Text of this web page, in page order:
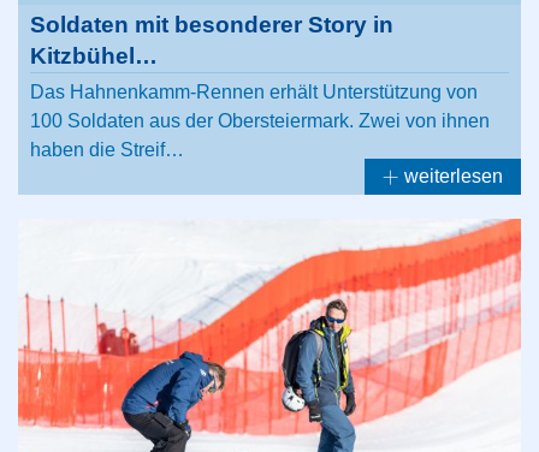
Soldaten mit besonderer Story in
Kitzbühel…
Das Hahnenkamm-Rennen erhält Unterstützung von
100 Soldaten aus der Obersteiermark. Zwei von ihnen
haben die Streif…
weiterlesen